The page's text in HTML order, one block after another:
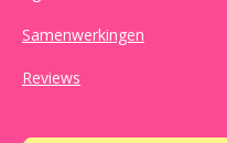
Samenwerkingen
Reviews